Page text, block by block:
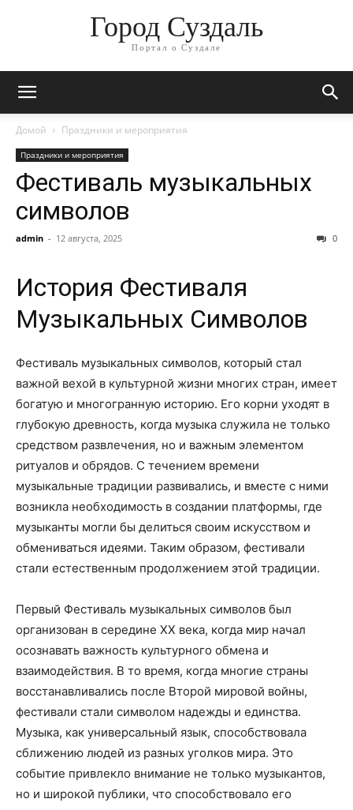
Город Суздаль
Портал о Суздале
Домой Праздники и мероприятия
Праздники и мероприятия
Фестиваль музыкальных
символов
admin - 12 августа, 2025 0
История Фестиваля
Музыкальных Символов
Фестиваль музыкальных символов, который стал
важной вехой в культурной жизни многих стран, имеет
богатую и многогранную историю. Его корни уходят в
глубокую древность, когда музыка служила не только
средством развлечения, но и важным элементом
ритуалов и обрядов. С течением времени
музыкальные традиции развивались, и вместе с ними
возникла необходимость в создании платформы, где
музыканты могли бы делиться своим искусством и
обмениваться идеями. Таким образом, фестивали
стали естественным продолжением этой традиции.
Первый Фестиваль музыкальных символов был
организован в середине XX века, когда мир начал
осознавать важность культурного обмена и
взаимодействия. В то время, когда многие страны
восстанавливались после Второй мировой войны,
фестивали стали символом надежды и единства.
Музыка, как универсальный язык, способствовала
сближению людей из разных уголков мира. Это
событие привлекло внимание не только музыкантов,
но и широкой публики, что способствовало его